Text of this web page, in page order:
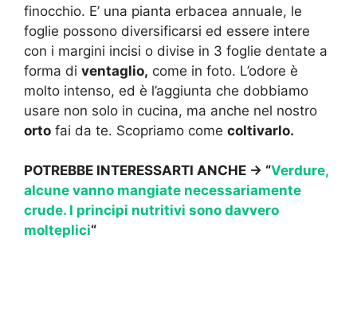
finocchio. E’ una pianta erbacea annuale, le
foglie possono diversificarsi ed essere intere
con i margini incisi o divise in 3 foglie dentate a
forma di ventaglio, come in foto. L’odore è
molto intenso, ed è l’aggiunta che dobbiamo
usare non solo in cucina, ma anche nel nostro
orto fai da te. Scopriamo come coltivarlo.
POTREBBE INTERESSARTI ANCHE -> “Verdure,
alcune vanno mangiate necessariamente
crude. I principi nutritivi sono davvero
molteplici“